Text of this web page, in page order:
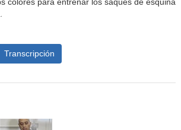
colores para entrenar los saques de esquina
Transcripción